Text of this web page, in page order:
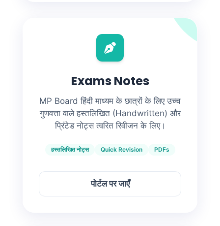
Exams Notes
MP Board हिंदी माध्यम के छात्रों के लिए उच्च
गुणवत्ता वाले हस्तलिखित (Handwritten) और
प्रिंटेड नोट्स त्वरित रिवीजन के लिए।
हस्तलिखित नोट्स Quick Revision PDFs
पोर्टल पर जाएँ